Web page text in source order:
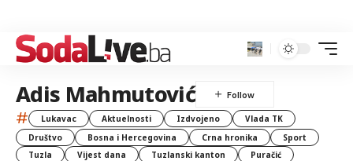
Adis Mahmutović
# Lukavac Aktuelnosti Izdvojeno
Vlada TK
Društvo
Bosna i Hercegovina Crna hronika
Sport
Tuzla
Vijest dana Tuzlanski kanton
Puračić